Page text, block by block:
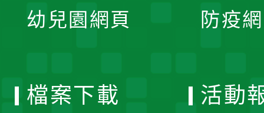
幼兒園網頁 防疫
檔案下載 活動